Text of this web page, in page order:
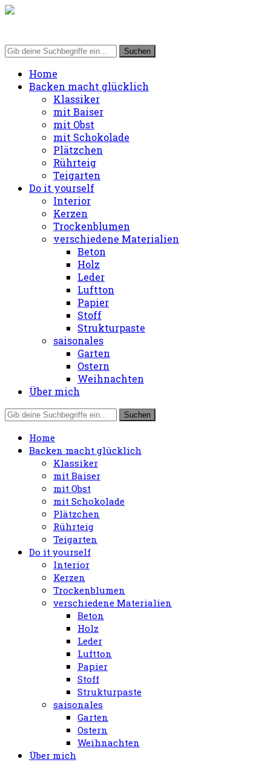
Home
Backen macht glücklich
Klassiker
mit Baiser
mit Obst
mit Schokolade
Plätzchen
Rührteig
Teigarten
Do it yourself
Interior
Kerzen
Trockenblumen
verschiedene Materialien
Beton
Holz
Leder
Luftton
Papier
Stoff
Strukturpaste
saisonales
Garten
Ostern
Weihnachten
Über mich
Home
Backen macht glücklich
Klassiker
mit Baiser
mit Obst
mit Schokolade
Plätzchen
Rührteig
Teigarten
Do it yourself
Interior
Kerzen
Trockenblumen
verschiedene Materialien
Beton
Holz
Leder
Luftton
Papier
Stoff
Strukturpaste
saisonales
Garten
Ostern
Weihnachten
Über mich